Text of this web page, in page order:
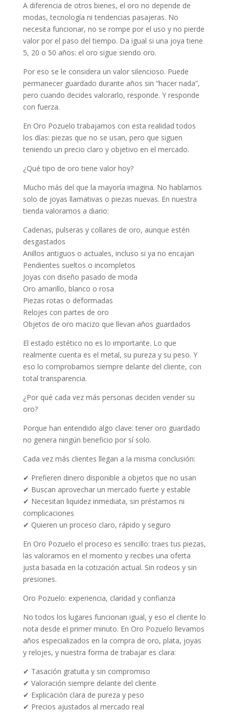
A diferencia de otros bienes, el oro no depende de
modas, tecnología ni tendencias pasajeras. No
necesita funcionar, no se rompe por el uso y no pierde
valor por el paso del tiempo. Da igual si una joya tiene
5, 20 o 50 años: el oro sigue siendo oro.
Por eso se le considera un valor silencioso. Puede
permanecer guardado durante años sin “hacer nada”,
pero cuando decides valorarlo, responde. Y responde
con fuerza.
En Oro Pozuelo trabajamos con esta realidad todos
los días: piezas que no se usan, pero que siguen
teniendo un precio claro y objetivo en el mercado.
¿Qué tipo de oro tiene valor hoy?
Mucho más del que la mayoría imagina. No hablamos
solo de joyas llamativas o piezas nuevas. En nuestra
tienda valoramos a diario:
Cadenas, pulseras y collares de oro, aunque estén
desgastados
Anillos antiguos o actuales, incluso si ya no encajan
Pendientes sueltos o incompletos
Joyas con diseño pasado de moda
Oro amarillo, blanco o rosa
Piezas rotas o deformadas
Relojes con partes de oro
Objetos de oro macizo que llevan años guardados
El estado estético no es lo importante. Lo que
realmente cuenta es el metal, su pureza y su peso. Y
eso lo comprobamos siempre delante del cliente, con
total transparencia.
¿Por qué cada vez más personas deciden vender su
oro?
Porque han entendido algo clave: tener oro guardado
no genera ningún beneficio por sí solo.
Cada vez más clientes llegan a la misma conclusión:
✔ Prefieren dinero disponible a objetos que no usan
✔ Buscan aprovechar un mercado fuerte y estable
✔ Necesitan liquidez inmediata, sin préstamos ni
complicaciones
✔ Quieren un proceso claro, rápido y seguro
En Oro Pozuelo el proceso es sencillo: traes tus piezas,
las valoramos en el momento y recibes una oferta
justa basada en la cotización actual. Sin rodeos y sin
presiones.
Oro Pozuelo: experiencia, claridad y confianza
No todos los lugares funcionan igual, y eso el cliente lo
nota desde el primer minuto. En Oro Pozuelo llevamos
años especializados en la compra de oro, plata, joyas
y relojes, y nuestra forma de trabajar es clara:
✔ Tasación gratuita y sin compromiso
✔ Valoración siempre delante del cliente
✔ Explicación clara de pureza y peso
✔ Precios ajustados al mercado real